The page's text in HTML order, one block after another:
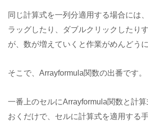
同じ計算式を一列分適用する場合には
ラッグしたり、ダブルクリックしたり
が、数が増えていくと作業がめんどうに
そこで、Arrayformula関数の出番です。
一番上のセルにArrayformula関数と計
おくだけで、セルに計算式を適用する